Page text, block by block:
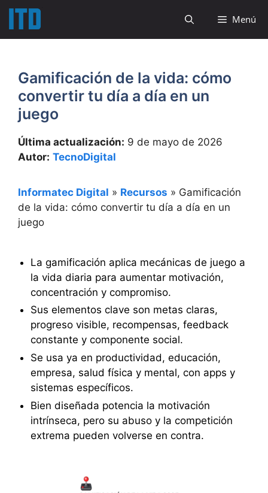
Saltar
contenido
Menú
Gamificación de la vida: cómo
convertir tu día a día en un
juego
Última actualización: 9 de mayo de 2026
Autor: TecnoDigital
Informatec Digital » Recursos » Gamificación
de la vida: cómo convertir tu día a día en un
juego
La gamificación aplica mecánicas de juego a
la vida diaria para aumentar motivación,
concentración y compromiso.
Sus elementos clave son metas claras,
progreso visible, recompensas, feedback
constante y componente social.
Se usa ya en productividad, educación,
empresa, salud física y mental, con apps y
sistemas específicos.
Bien diseñada potencia la motivación
intrínseca, pero su abuso y la competición
extrema pueden volverse en contra.